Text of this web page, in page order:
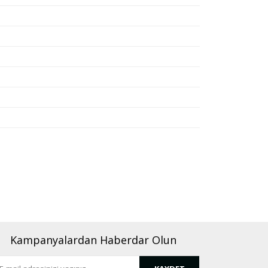
Kampanyalardan Haberdar Olun